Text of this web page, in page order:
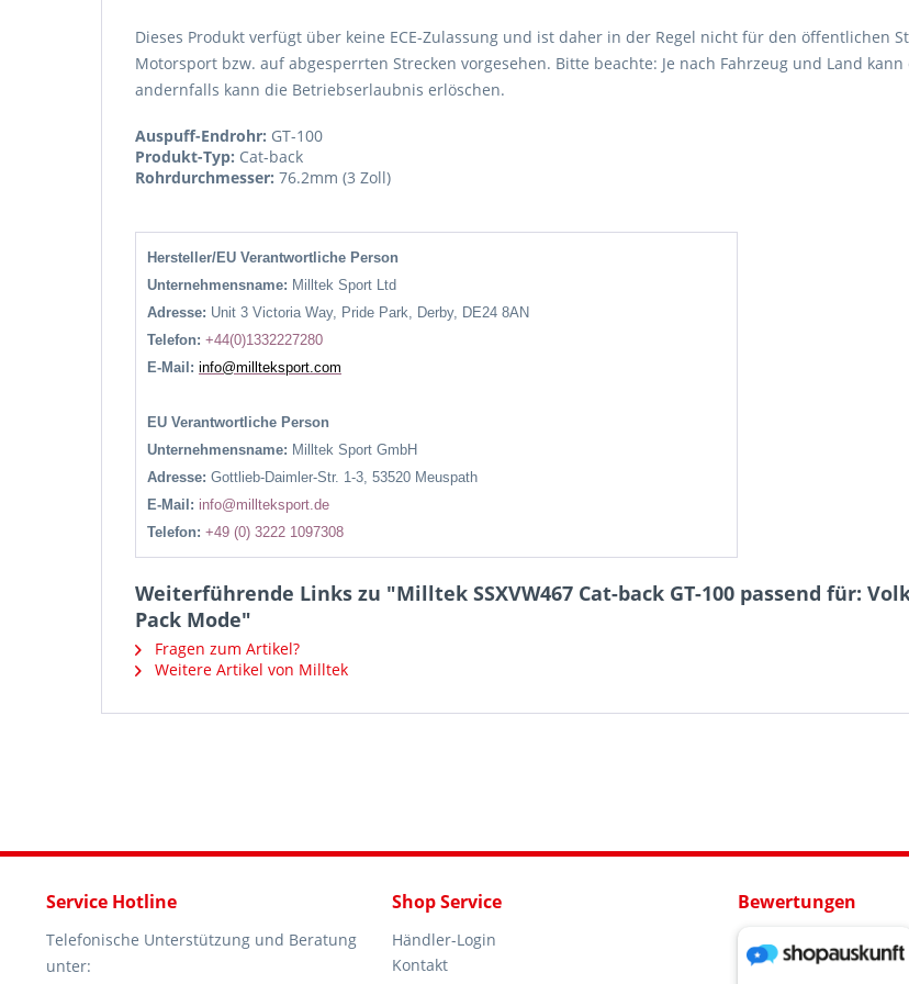
Dieses Produkt verfügt über keine ECE-Zulassung und ist daher in der Regel nicht für den öffentlichen
Motorsport bzw. auf abgesperrten Strecken vorgesehen. Bitte beachte: Je nach Fahrzeug und Land
andernfalls kann die Betriebserlaubnis erlöschen.
Auspuff-Endrohr: GT-100
Produkt-Typ: Cat-back
Rohrdurchmesser: 76.2mm (3 Zoll)
Hersteller/EU Verantwortliche Person
Unternehmensname: Milltek Sport Ltd
Adresse: Unit 3 Victoria Way, Pride Park, Derby, DE24 8AN
Telefon: +44(0)1332227280
E-Mail: info@millteksport.com
EU Verantwortliche Person
Unternehmensname: Milltek Sport GmbH
Adresse: Gottlieb-Daimler-Str. 1-3, 53520 Meuspath
E-Mail: info@millteksport.de
Telefon: +49 (0) 3222 1097308
Weiterführende Links zu "Milltek SSXVW467 Cat-back GT-100 passend für:
Pack Mode"
Fragen zum Artikel?
Weitere Artikel von Milltek
Service Hotline
Telefonische Unterstützung und Beratung
unter:
Shop Service
Händler-Login
Kontakt
Bewertungen